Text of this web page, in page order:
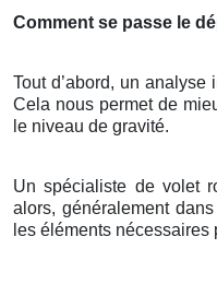
Comment se passe le
Tout d’abord, un
Cela nous permet de
le niveau de gravité.
Un spécialiste de volet
alors, généralement
les éléments nécessaires